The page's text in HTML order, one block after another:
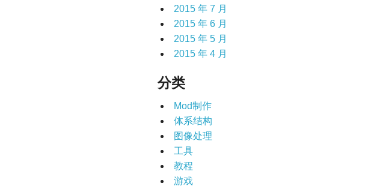
2015 年 7 月
2015 年 6 月
2015 年 5 月
2015 年 4 月
分类
Mod制作
体系结构
图像处理
工具
教程
游戏